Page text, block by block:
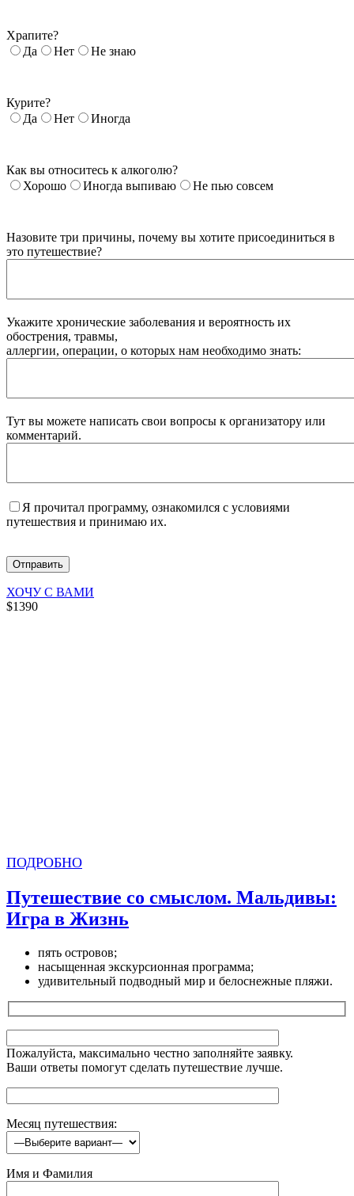
Храпите?
Да
Нет Не знаю
Курите?
Да
Нет Иногда
Как вы относитесь к алкоголю?
Хорошо
Иногда выпиваю Не пью совсем
Назовите три причины, почему вы хотите присоединиться в
это путешествие?
Укажите хронические заболевания и вероятность их
обострения, травмы,
аллергии, операции, о которых нам необходимо знать:
Тут вы можете написать свои вопросы к организатору или
комментарий.
Я прочитал программу, ознакомился с условиями
путешествия и принимаю их.
ХОЧУ С ВАМИ
$1390
ПОДРОБНО
Путешествие со смыслом. Мальдивы:
Игра в Жизнь
пять островов;
насыщенная экскурсионная программа;
удивительный подводный мир и белоснежные пляжи.
Пожалуйста, максимально честно заполняйте заявку.
Ваши ответы помогут сделать путешествие лучше.
Месяц путешествия:
Имя и Фамилия